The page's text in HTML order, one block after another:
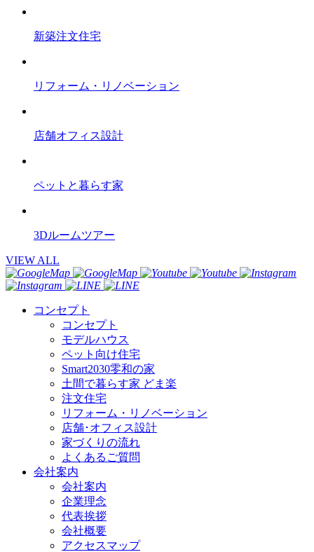
新築注文住宅
リフォーム・リノベーション
店舗オフィス設計
ペットと暮らす家
3Dルームツアー
VIEW ALL
コンセプト
コンセプト
モデルハウス
ペット向け住宅
Smart2030零和の家
土間で暮らす家 どま楽
注文住宅
リフォーム・リノベーション
店舗･オフィス設計
家づくりの流れ
よくあるご質問
会社案内
会社案内
企業理念
代表挨拶
会社概要
アクセスマップ